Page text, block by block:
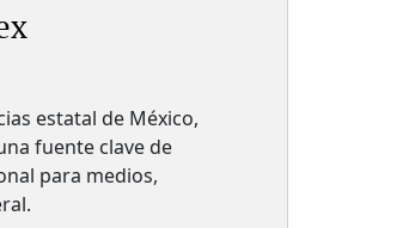
estatal de México,
fuente clave de
para medios,